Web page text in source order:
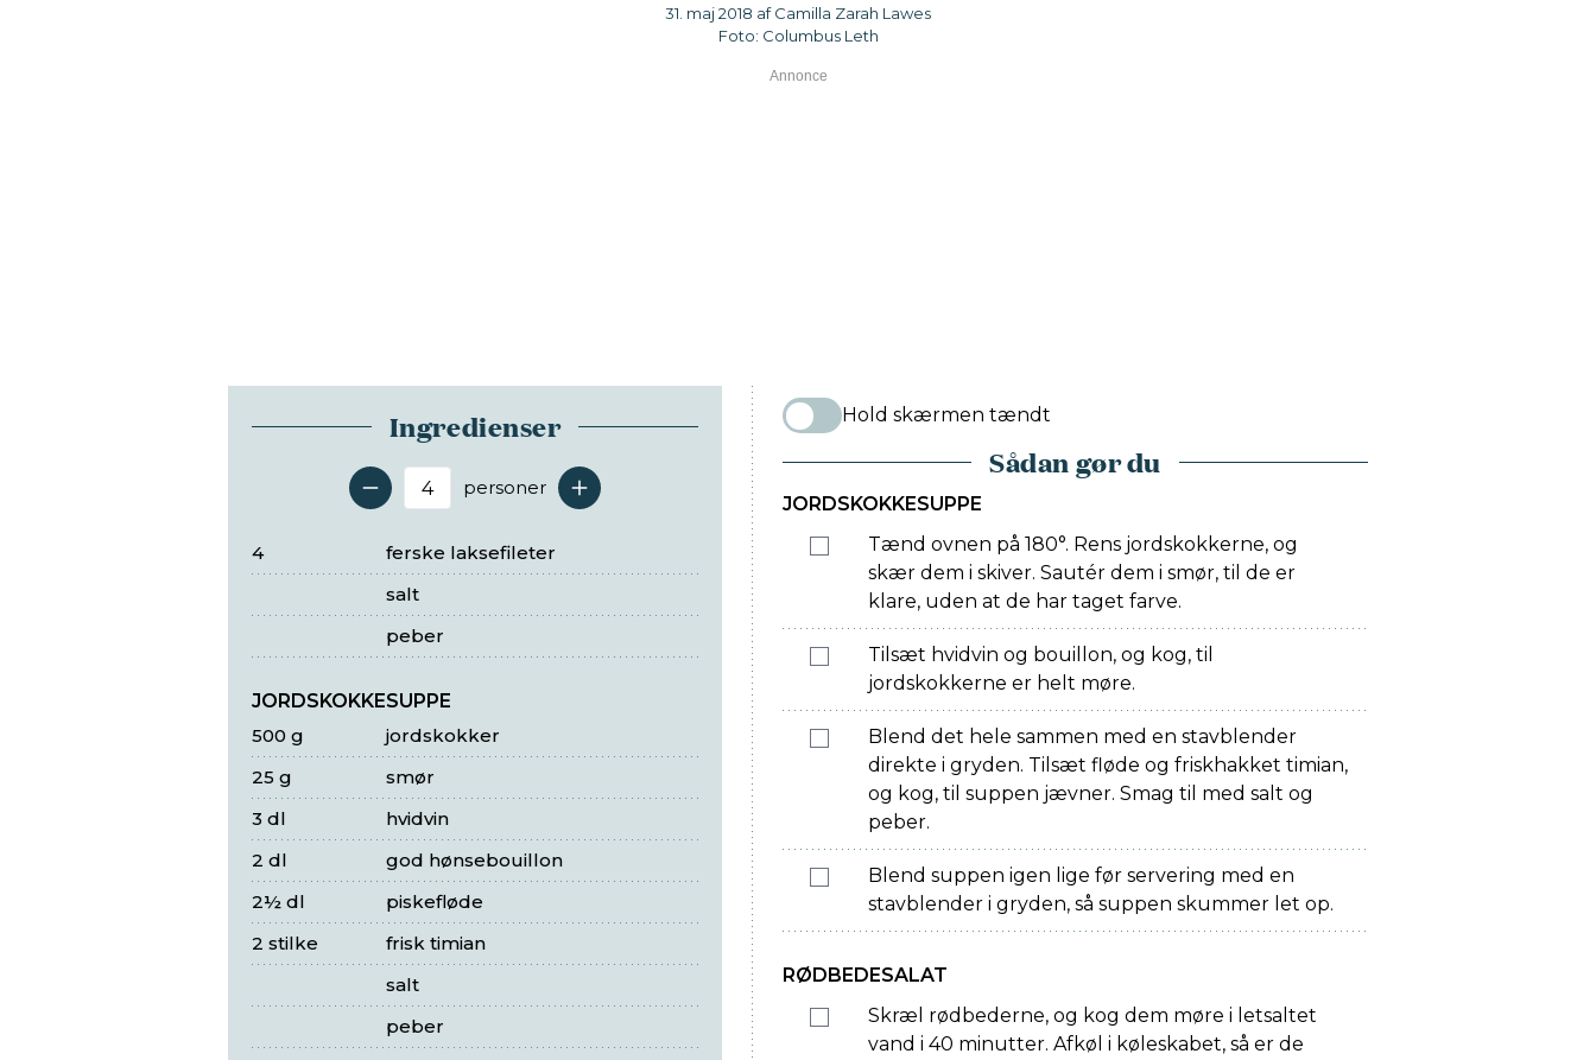
31. maj 2018 af Camilla Zarah Lawes
Foto: Columbus Leth
Ingredienser
Antal serveringer
personer
ferske laksefileter
4
salt
peber
JORDSKOKKESUPPE
jordskokker
500 g
smør
25 g
hvidvin
3 dl
god hønsebouillon
2 dl
piskefløde
2½ dl
frisk timian
2 stilke
salt
peber
Hold skærmen tændt
Sådan gør du
JORDSKOKKESUPPE
Tænd ovnen på 180°. Rens jordskokkerne, og
skær dem i skiver. Sautér dem i smør, til de er
klare, uden at de har taget farve.
Tilsæt hvidvin og bouillon, og kog, til
jordskokkerne er helt møre.
Blend det hele sammen med en stavblender
direkte i gryden. Tilsæt fløde og friskhakket timian,
og kog, til suppen jævner. Smag til med salt og
peber.
Blend suppen igen lige før servering med en
stavblender i gryden, så suppen skummer let op.
RØDBEDESALAT
Skræl rødbederne, og kog dem møre i letsaltet
vand i 40 minutter. Afkøl i køleskabet, så er de